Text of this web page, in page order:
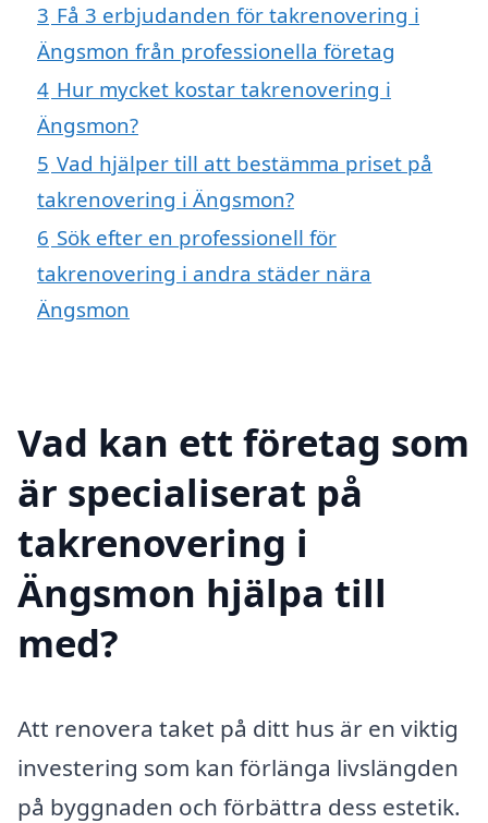
3 Få 3 erbjudanden för takrenovering i
Ängsmon från professionella företag
4 Hur mycket kostar takrenovering i
Ängsmon?
5 Vad hjälper till att bestämma priset på
takrenovering i Ängsmon?
6 Sök efter en professionell för
takrenovering i andra städer nära
Ängsmon
Vad kan ett företag som
är specialiserat på
takrenovering i
Ängsmon hjälpa till
med?
Att renovera taket på ditt hus är en viktig
investering som kan förlänga livslängden
på byggnaden och förbättra dess estetik.